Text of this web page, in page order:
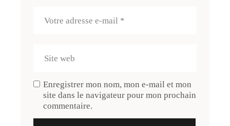
Enregistrer mon nom, mon e-mail et mon
site dans le navigateur pour mon prochain
commentaire.